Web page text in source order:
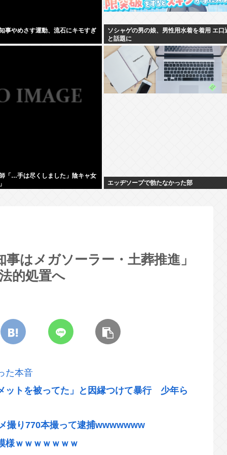
事やめさす運動、流石にキモすぎ
ソシャゲの男の娘、男性用水着を着用 エ口
と話題に
「…手は尽くしました」陰キャ女
エッヂソープで勃たなかった部
はメガソーラー・土葬推進」
的処置へ
た本音
ットを被ってた」と因縁つけて暴行 少年ら
撮り770本撮って逮捕wwwwwww
様ｗｗｗｗｗｗｗ